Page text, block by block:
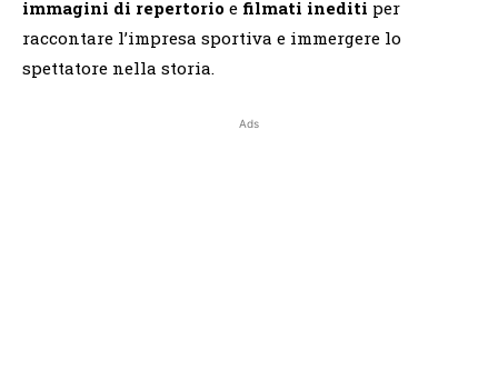
immagini di repertorio e filmati inediti per
raccontare l’impresa sportiva e immergere lo
spettatore nella storia.
Ads